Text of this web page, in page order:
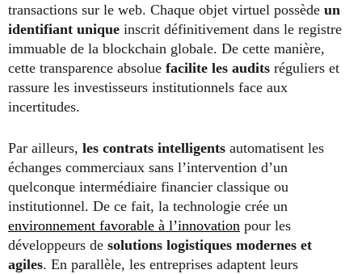
transactions sur le web. Chaque objet virtuel possède un
identifiant unique inscrit définitivement dans le registre
immuable de la blockchain globale. De cette manière,
cette transparence absolue facilite les audits réguliers et
rassure les investisseurs institutionnels face aux
incertitudes.
Par ailleurs, les contrats intelligents automatisent les
échanges commerciaux sans l’intervention d’un
quelconque intermédiaire financier classique ou
institutionnel. De ce fait, la technologie crée un
environnement favorable à l’innovation pour les
développeurs de solutions logistiques modernes et
agiles. En parallèle, les entreprises adaptent leurs